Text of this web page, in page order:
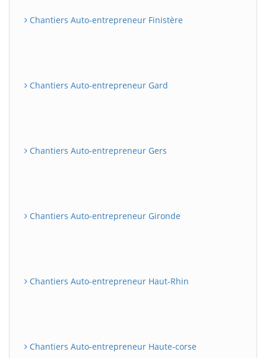
Chantiers Auto-entrepreneur Finistère
Chantiers Auto-entrepreneur Gard
Chantiers Auto-entrepreneur Gers
Chantiers Auto-entrepreneur Gironde
Chantiers Auto-entrepreneur Haut-Rhin
Chantiers Auto-entrepreneur Haute-corse